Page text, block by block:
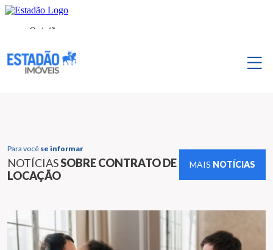
Para você se informar
NOTÍCIASSOBRE CONTRATO DE
LOCAÇÃO
MAIS NOTÍCIAS